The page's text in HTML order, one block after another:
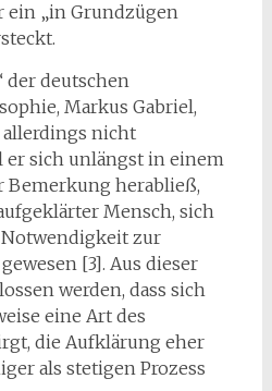
ein „in Grundzügen
der deutschen
Markus Gabriel,
allerdings nicht
sich unlängst in einem
Bemerkung herabließ,
Mensch, sich
zur
[3]. Aus dieser
werden, dass sich
eine Art des
die Aufklärung eher
als stetigen Prozess